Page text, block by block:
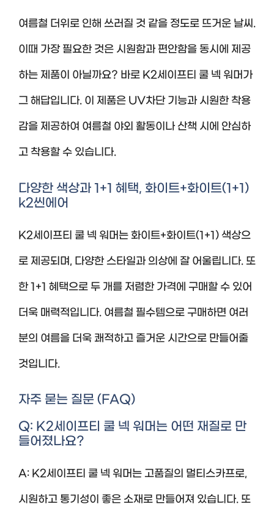
여름철 더위로 인해 쓰러질 것 같을 정도로 뜨거운 날씨.
이때 가장 필요한 것은 시원함과 편안함을 동시에 제공
하는 제품이 아닐까요? 바로 K2세이프티 쿨 넥 워머가
그 해답입니다. 이 제품은 UV차단 기능과 시원한 착용
감을 제공하여 여름철 야외 활동이나 산책 시에 안심하
고 착용할 수 있습니다.
다양한 색상과 1+1 혜택, 화이트+화이트(1+1)
k2씬에어
K2세이프티 쿨 넥 워머는 화이트+화이트(1+1) 색상으
로 제공되며, 다양한 스타일과 의상에 잘 어울립니다. 또
한 1+1 혜택으로 두 개를 저렴한 가격에 구매할 수 있어
더욱 매력적입니다. 여름철 필수템으로 구매하면 여러
분의 여름을 더욱 쾌적하고 즐거운 시간으로 만들어줄
것입니다.
자주 묻는 질문 (FAQ)
Q: K2세이프티 쿨 넥 워머는 어떤 재질로 만
들어졌나요?
A: K2세이프티 쿨 넥 워머는 고품질의 멀티스카프로,
시원하고 통기성이 좋은 소재로 만들어져 있습니다. 또